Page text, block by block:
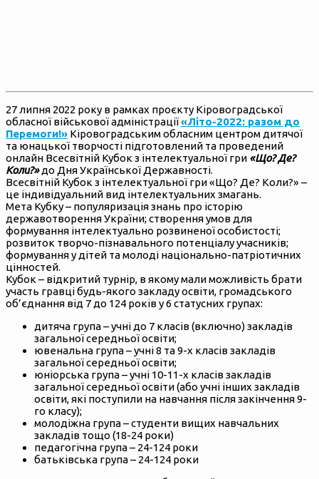
27 липня 2022 року в рамках проєкту Кіровоградської
обласної військової адміністрації«Літо-2022: разом до
Перемоги!» Кіровоградським обласним центром дитячої
та юнацької творчості підготовлений та проведений
онлайн Всесвітній Кубок з інтелектуальної гри «Що? Де?
Коли?»до Дня Української Державності.
Всесвітній Кубок з інтелектуальної гри «Що? Де? Коли?» –
це індивідуальний вид інтелектуальних змагань.
Мета Кубку – популяризація знань про історію
державотворення України; створення умов для
формування інтелектуально розвиненої особистості;
розвиток творчо-пізнавального потенціалу учасників;
формування у дітей та молоді національно-патріотичних
цінностей.
Кубок – відкритий турнір, в якому мали можливість брати
участь гравці будь-якого закладу освіти, громадського
об’єднання від 7 до 124 років у 6 статусних групах:
дитяча група – учні до 7 класів (включно) закладів
загальної середньої освіти;
ювенальна група – учні 8 та 9-х класів закладів
загальної середньої освіти;
юніорська група – учні 10-11-х класів закладів
загальної середньої освіти (або учні інших закладів
освіти, які поступили на навчання після закінчення 9-
го класу);
молодіжна група – студенти вищих навчальних
закладів тощо (18-24 роки)
педагогічна група – 24-124 роки
батьківська група – 24-124 роки